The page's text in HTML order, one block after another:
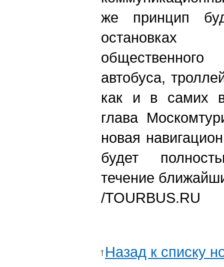
же принцип
автобуса,
как и в самих
глава
новая
будет
течение
/TOURBUS.RU
Назад к списку